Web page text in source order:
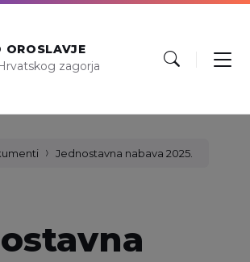
OROSLAVJE
zagorja
Jednostavna nabava 2025.